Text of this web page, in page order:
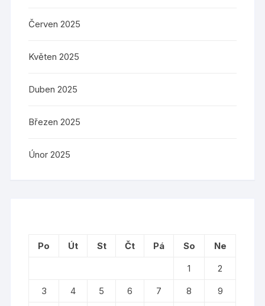
Červen 2025
Květen 2025
Duben 2025
Březen 2025
Únor 2025
Po Út St Čt Pá So
Ne
1
2
3
4 5 6 7 8
9